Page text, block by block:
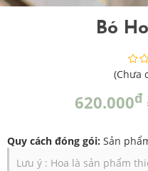
Bó
(Chưa
620.000đ
Quy cách đóng gói: Sản
Lưu ý : Hoa là sản phẩm